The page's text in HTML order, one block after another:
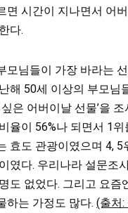
면 시간이 지나면서 어
다.
모님들이 가장 바라는
해 50세 이상의 부모님
은 어버이날 선물’을
율이 56%나 되면서 1
효도 관광이였으며 4, 5
였다. 우리나라 설문조
도 없었다. 그리고 요즘
하는 가정도 많다. (출처: